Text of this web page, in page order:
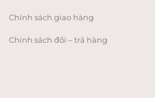
Chính sách giao hàng
Chính sách đổi – trả hàng